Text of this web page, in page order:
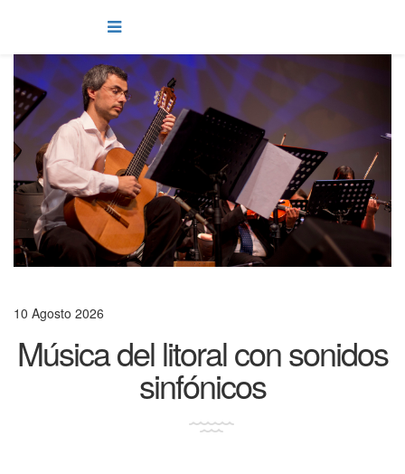
10 Agosto 2026
Música del litoral con sonidos
sinfónicos